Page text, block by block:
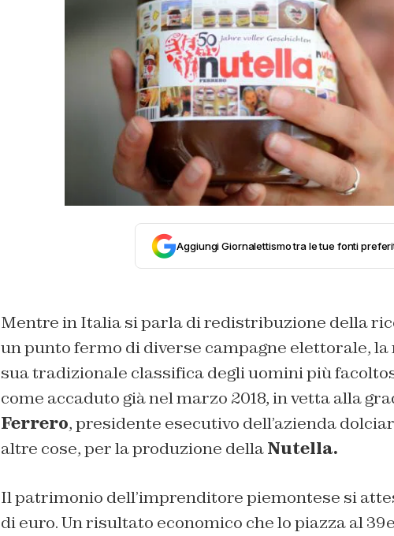
Aggiungi Giornalettismo tra le tue fonti
Mentre in Italia si parla di redistribuzione della
un punto fermo di diverse campagne elettorale,
sua tradizionale classifica degli uomini più
come accaduto già nel marzo 2018, in vetta alla
Ferrero, presidente esecutivo dell’azienda
altre cose, per la produzione dellaNutella.
Il patrimonio dell’imprenditore piemontese si
di euro. Un risultato economico che lo piazza al